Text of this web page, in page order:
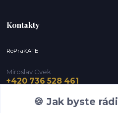
Kontakty
RoPraKAFE
Miroslav Cvek
+420 736 528 461
🍪 Jak byste